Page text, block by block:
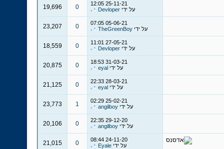
25-11-21
12:05
על ידיDevloper
0
19,696
05-06-21
07:05
על ידיTheGreenBoy
0
23,207
27-05-21
11:01
על ידיDevloper
0
18,559
31-03-21
18:53
על ידיeyal
0
20,875
28-03-21
22:33
על ידיeyal
0
21,125
25-02-21
02:29
על ידיangilboy
1
23,773
29-12-20
22:35
על ידיangilboy
0
20,106
24-11-20
08:44
על ידיEyale
0
21,015